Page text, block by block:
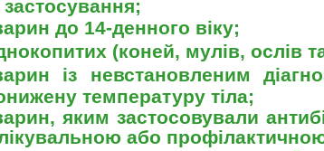
застосування;
до 14-денного віку;
(коней, мулів, ослів
із невстановленим
температуру тіла;
яким застосовували
або